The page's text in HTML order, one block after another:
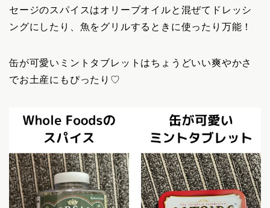
セージのスパイスはオリーブオイルと混ぜてドレッシ
ングにしたり、魚をグリルするときに使ったり万能！
缶が可愛いミントタブレットはちょうどいい爽やかさ
でお土産にもぴったり♡